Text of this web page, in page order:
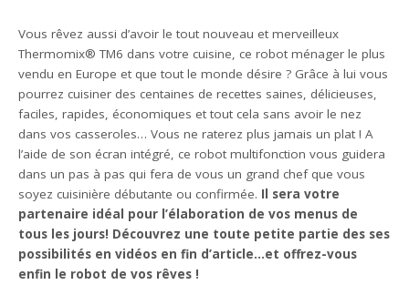
Vous rêvez aussi d’avoir le tout nouveau et merveilleux
Thermomix® TM6 dans votre cuisine, ce robot ménager le plus
vendu en Europe et que tout le monde désire ? Grâce à lui vous
pourrez cuisiner des centaines de recettes saines, délicieuses,
faciles, rapides, économiques et tout cela sans avoir le nez
dans vos casseroles… Vous ne raterez plus jamais un plat ! A
l’aide de son écran intégré, ce robot multifonction vous guidera
dans un pas à pas qui fera de vous un grand chef que vous
soyez cuisinière débutante ou confirmée. Il sera votre
partenaire idéal pour l’élaboration de vos menus de
tous les jours! Découvrez une toute petite partie des ses
possibilités en vidéos en fin d’article…et offrez-vous
enfin le robot de vos rêves !